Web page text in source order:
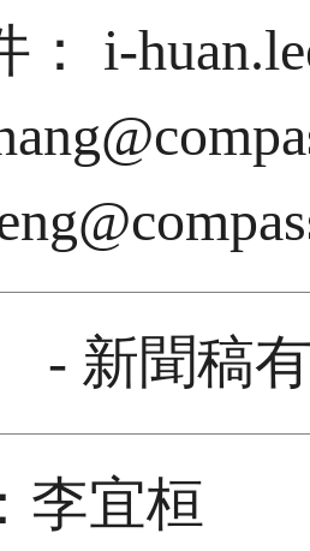
： i-
- 新聞稿
李宜桓